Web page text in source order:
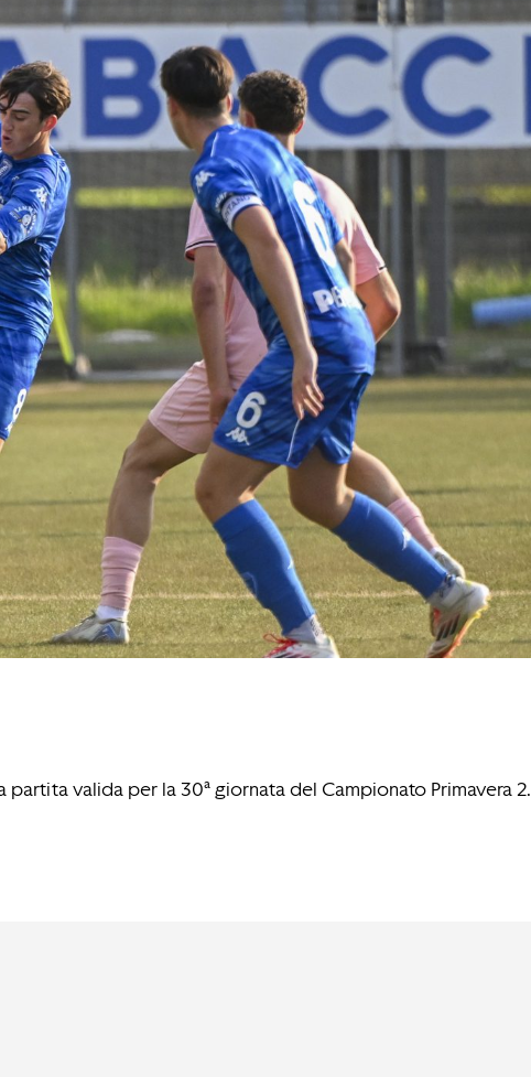
valida per la 30ª giornata del Campionato Primavera 2.